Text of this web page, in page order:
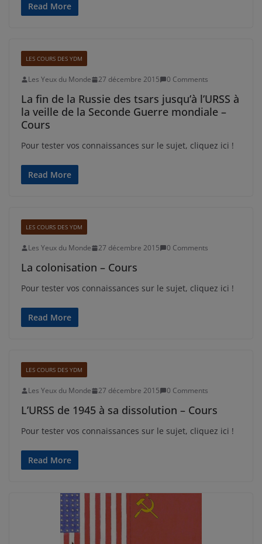
Read More
LES COURS DES YDM
Les Yeux du Monde 27 décembre 2015 0 Comments
La fin de la Russie des tsars jusqu’à l’URSS à
la veille de la Seconde Guerre mondiale –
Cours
Pour tester vos connaissances sur le sujet, cliquez ici !
Read More
LES COURS DES YDM
Les Yeux du Monde 27 décembre 2015 0 Comments
La colonisation – Cours
Pour tester vos connaissances sur le sujet, cliquez ici !
Read More
LES COURS DES YDM
Les Yeux du Monde 27 décembre 2015 0 Comments
L’URSS de 1945 à sa dissolution – Cours
Pour tester vos connaissances sur le sujet, cliquez ici !
Read More